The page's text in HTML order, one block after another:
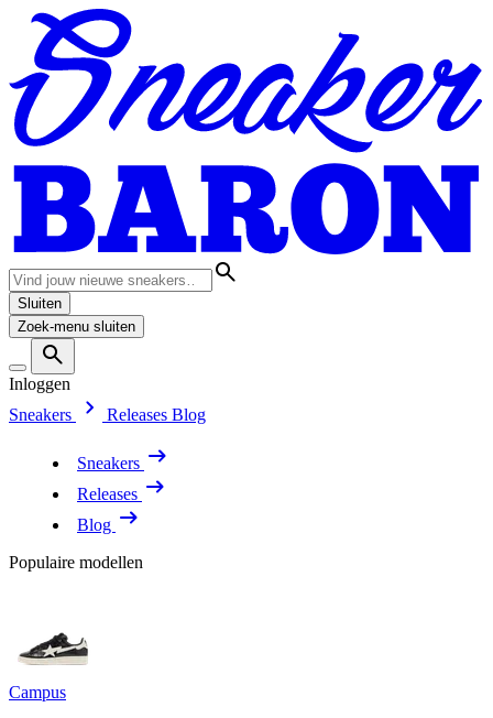
Sluiten
Zoek-menu sluiten
Inloggen
Sneakers
Releases Blog
Sneakers
Releases
Blog
Populaire modellen
Campus